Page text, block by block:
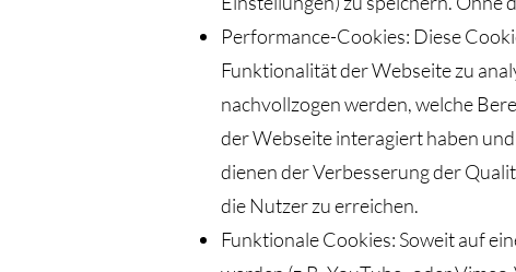
Performance-Cookies: Diese
Funktionalität der Webseite zu
nachvollzogen werden, welche
der Webseite interagiert haben
dienen der Verbesserung der
die Nutzer zu erreichen.
Funktionale Cookies: Soweit auf